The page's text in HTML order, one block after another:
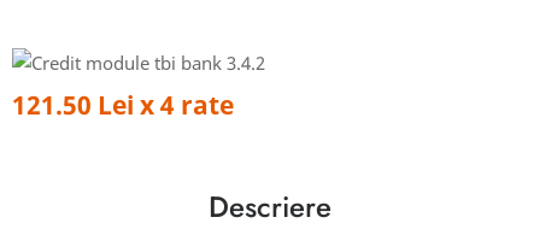
121.50 Lei x 4 rate
Descriere